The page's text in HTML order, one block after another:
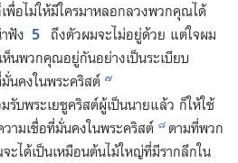
พื่อ​ไม่​ให้​มี​ใคร​มา​หลอก​ลวง​พวก​คุณ​ได้
ฟัง 5 ถึง​ตัว​ผม​จะ​ไม่​อยู่​ด้วย แต่​ใจ​ผม​
น​พวก​คุณ​อยู่​กัน​อย่าง​เป็น​ระเบียบ​
นคง​ใน​พระ​คริสต์ ๗
บ​พระ​เยซู​คริสต์​ผู้​เป็น​นาย​แล้ว ก็​ให้​ใช้​
าม​เชื่อ​ที่​มั่นคง​ใน​พระ​คริสต์ ๘ ตาม​ที่​พวก​
ได้​เป็น​เหมือน​ต้น​ไม้​ใหญ่​ที่​มี​ราก​ลึก​ใน​